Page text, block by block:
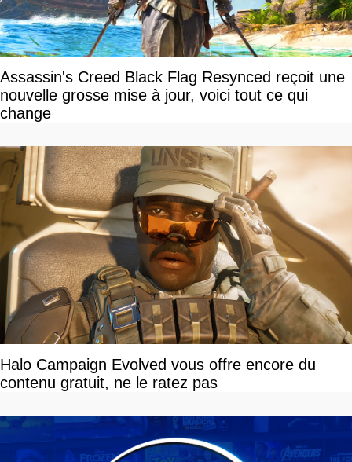
Assassin's Creed Black Flag Resynced reçoit une
nouvelle grosse mise à jour, voici tout ce qui
change
Halo Campaign Evolved vous offre encore du
contenu gratuit, ne le ratez pas